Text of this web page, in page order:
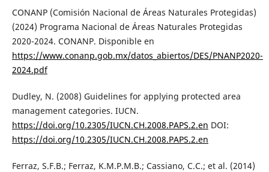
CONANP (Comisión Nacional de Áreas Naturales Protegidas)
(2024) Programa Nacional de Áreas Naturales Protegidas
2020-2024. CONANP. Disponible en
https://www.conanp.gob.mx/datos_abiertos/DES/PNANP2020-
2024.pdf
Dudley, N. (2008) Guidelines for applying protected area
management categories. IUCN.
https://doi.org/10.2305/IUCN.CH.2008.PAPS.2.en DOI:
https://doi.org/10.2305/IUCN.CH.2008.PAPS.2.en
Ferraz, S.F.B.; Ferraz, K.M.P.M.B.; Cassiano, C.C.; et al. (2014)